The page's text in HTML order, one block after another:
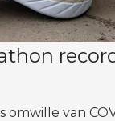
omwille van